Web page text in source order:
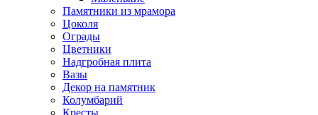
Памятники из мрамора
Цоколя
Ограды
Цветники
Надгробная плита
Вазы
Декор на памятник
Колумбарий
Кресты